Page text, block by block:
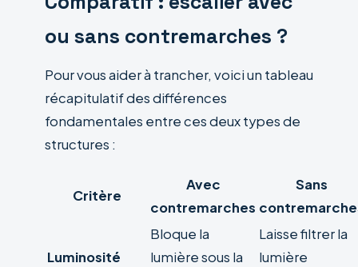
ou sans contremarches ?
Pour vous aider à trancher, voici un tableau
récapitulatif des différences
fondamentales entre ces deux types de
structures :
Critère
Avec
contremarches
Sans
Luminosité
Bloque la
lumière sous la
Laisse filtrer la
lumière